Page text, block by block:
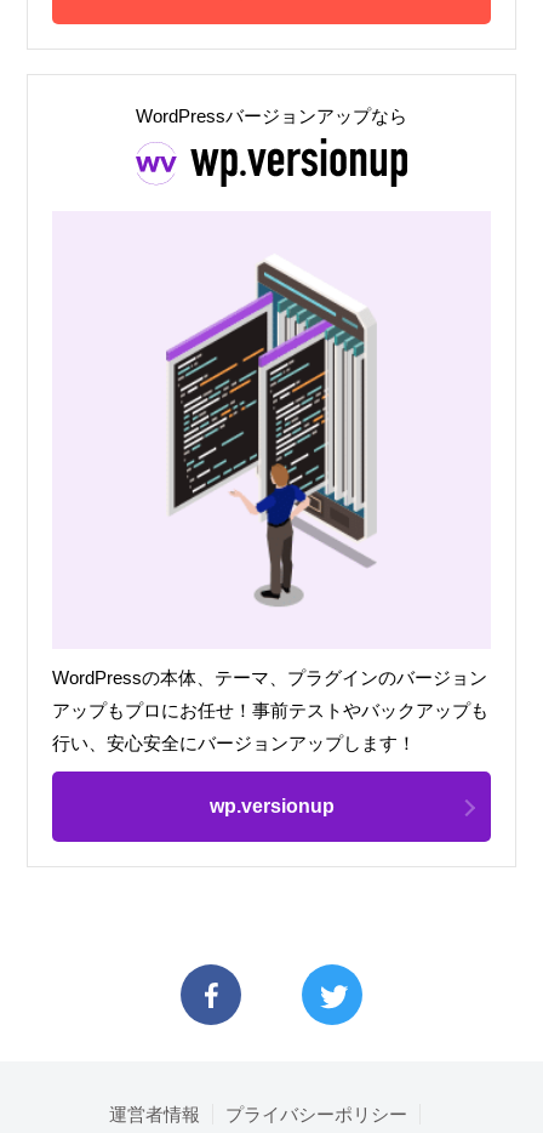
WordPressバージョンアップなら
WordPressの本体、テーマ、プラグインのバージョン
アップもプロにお任せ！事前テストやバックアップも
行い、安心安全にバージョンアップします！
wp.versionup
運営者情報 プライバシーポリシー